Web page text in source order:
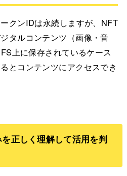
クンIDは永続しますが、NFT
タルコンテンツ（画像・音
上に保存されているケース
とコンテンツにアクセスでき
正しく理解して活用を判